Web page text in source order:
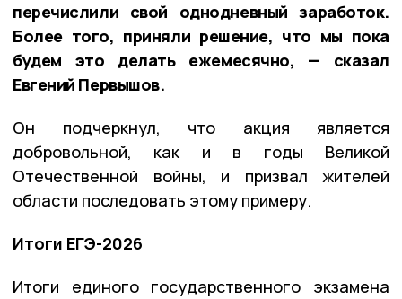
перечислили свой однодневный заработок.
Более того, приняли решение, что мы пока
будем это делать ежемесячно, — сказал
Евгений Первышов.
Он подчеркнул, что акция является
добровольной, как и в годы Великой
Отечественной войны, и призвал жителей
области последовать этому примеру.
Итоги ЕГЭ-2026
Итоги единого государственного экзамена